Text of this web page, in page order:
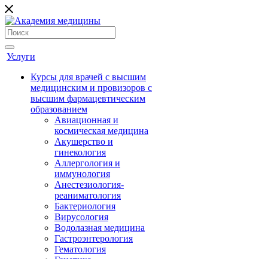
Услуги
Курсы для врачей с высшим
медицинским и провизоров с
высшим фармацевтическим
образованием
Авиационная и
космическая медицина
Акушерство и
гинекология
Аллергология и
иммунология
Анестезиология-
реаниматология
Бактериология
Вирусология
Водолазная медицина
Гастроэнтерология
Гематология